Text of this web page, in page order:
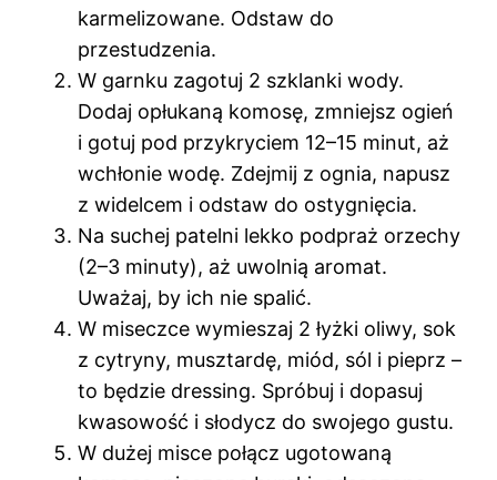
karmelizowane. Odstaw do
przestudzenia.
W garnku zagotuj 2 szklanki wody.
Dodaj opłukaną komosę, zmniejsz ogień
i gotuj pod przykryciem 12–15 minut, aż
wchłonie wodę. Zdejmij z ognia, napusz
z widelcem i odstaw do ostygnięcia.
Na suchej patelni lekko podpraż orzechy
(2–3 minuty), aż uwolnią aromat.
Uważaj, by ich nie spalić.
W miseczce wymieszaj 2 łyżki oliwy, sok
z cytryny, musztardę, miód, sól i pieprz –
to będzie dressing. Spróbuj i dopasuj
kwasowość i słodycz do swojego gustu.
W dużej misce połącz ugotowaną